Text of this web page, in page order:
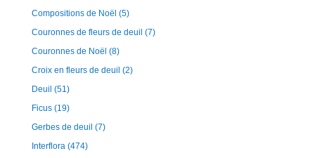
Compositions de Noël (5)
Couronnes de fleurs de deuil (7)
Couronnes de Noël (8)
Croix en fleurs de deuil (2)
Deuil (51)
Ficus (19)
Gerbes de deuil (7)
Interflora (474)